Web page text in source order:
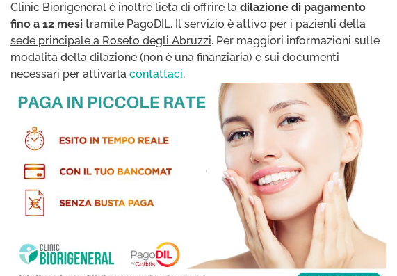
Clinic Biorigeneral è inoltre lieta di offrire la dilazione di pagamento
fino a 12 mesi tramite PagoDIL. Il servizio è attivo per i pazienti della
sede principale a Roseto degli Abruzzi. Per maggiori informazioni sulle
modalità della dilazione (non è una finanziaria) e sui documenti
necessari per attivarla contattaci.